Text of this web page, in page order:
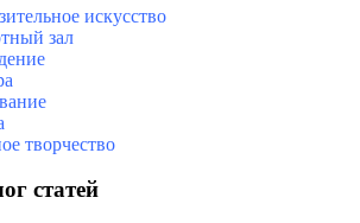
искусство
зал
творчество
статей